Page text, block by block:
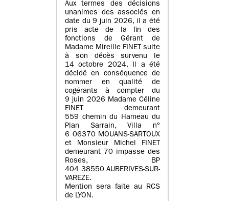
Aux termes des décisions
unanimes des associés en
date du 9 juin 2026, il a été
pris acte de la fin des
fonctions de Gérant de
Madame Mireille FINET suite
à son décès survenu le
14 octobre 2024. Il a été
décidé en conséquence de
nommer en qualité de
cogérants à compter du
9 juin 2026 Madame Céline
FINET demeurant
559 chemin du Hameau du
Plan Sarrain, Villa n°
6 06370 MOUANS-SARTOUX
et Monsieur Michel FINET
demeurant 70 impasse des
Roses, BP
404 38550 AUBERIVES-SUR-
VAREZE.
Mention sera faite au RCS
de LYON.